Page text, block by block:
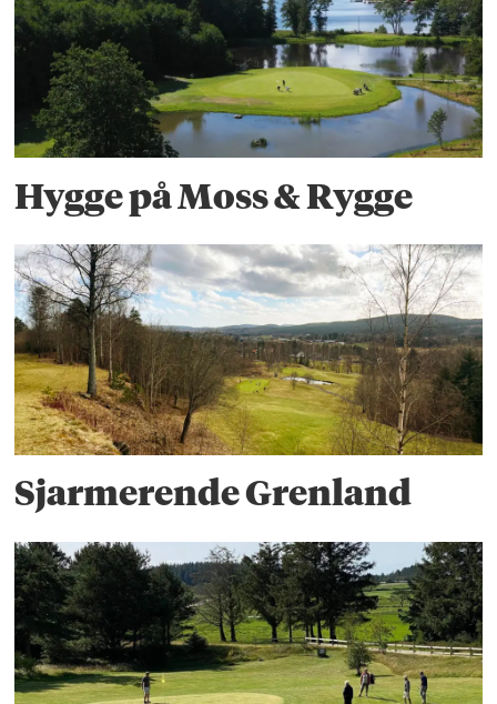
Hygge på Moss & Rygge
Sjarmerende Grenland